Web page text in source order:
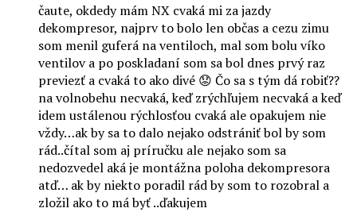
čaute, okdedy mám NX cvaká mi za jazdy
dekompresor, najprv to bolo len občas a cezu zimu
som menil guferá na ventiloch, mal som bolu víko
ventilov a po poskladaní som sa bol dnes prvý raz
previezť a cvaká to ako divé 😟 Čo sa s tým dá robiť??
na volnobehu necvaká, keď zrýchľujem necvaká a keď
idem ustálenou rýchlosťou cvaká ale opakujem nie
vždy…ak by sa to dalo nejako odstrániť bol by som
rád..čítal som aj príručku ale nejako som sa
nedozvedel aká je montážna poloha dekompresora
atď… ak by niekto poradil rád by som to rozobral a
zložil ako to má byť ..ďakujem